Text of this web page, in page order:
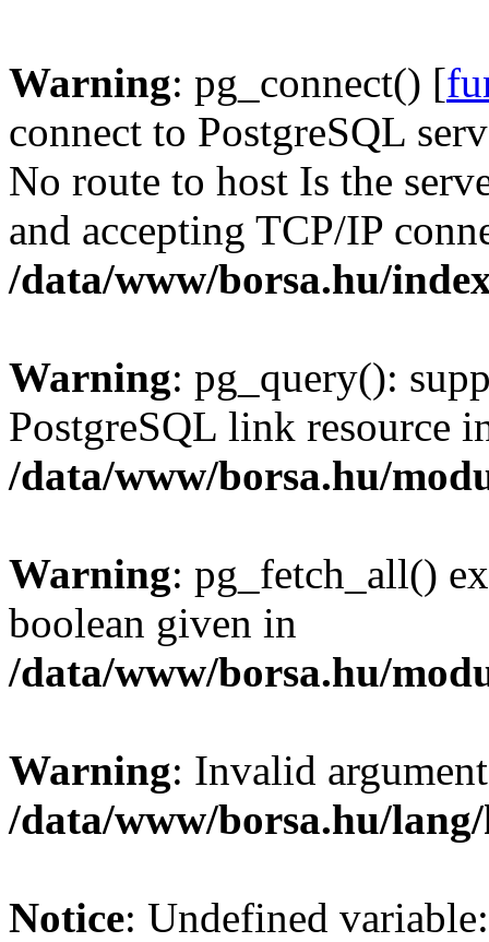
Warning: pg_connect() [
connect to PostgreSQL
No route to host Is the
and accepting TCP/IP
/data/www/borsa.hu/
Warning: pg_query():
PostgreSQL link resource
/data/www/borsa.hu/
Warning: pg_fetch_all()
boolean given in
/data/www/borsa.hu/
Warning: Invalid
/data/www/borsa.hu/
Notice: Undefined